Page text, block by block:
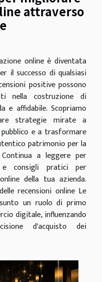
attraverso
online è diventata
il successo di qualsiasi
positive possono
nella costruzione di
e affidabile. Scopriamo
strategie mirate a
e a trasformare
patrimonio per la
a leggere per
consigli pratici per
della tua azienda.
recensioni online Le
un ruolo di primo
digitale, influenzando
d'acquisto dei